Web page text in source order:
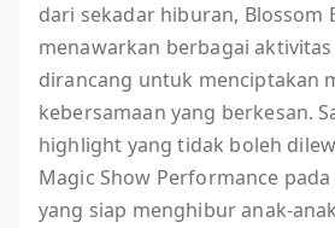
dari sekadar hiburan, Blossom
menawarkan berbagai
dirancang untuk menciptakan
kebersamaan yang berkesan.
highlight yang tidak boleh
Magic Show Performance pada
yang siap menghibur anak-